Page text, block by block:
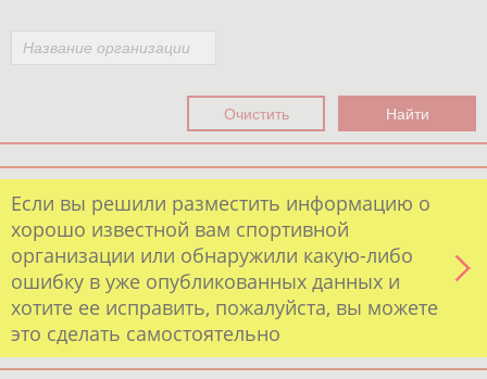
Если вы решили разместить информацию о
хорошо известной вам спортивной
организации или обнаружили какую-либо
ошибку в уже опубликованных данных и
хотите ее исправить, пожалуйста, вы можете
это сделать самостоятельно